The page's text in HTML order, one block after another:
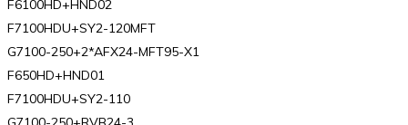
F6100HD+HND02
F7100HDU+SY2-120MFT
G7100-250+2*AFX24-MFT95-X1
F650HD+HND01
F7100HDU+SY2-110